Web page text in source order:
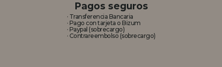
Pagos seguros
· Transferencia Bancaria
· Pago con tarjeta o Bizum
· Paypal (sobrecargo)
· Contrareembolso (sobrecargo)